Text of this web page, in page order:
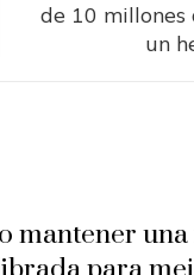
de 10 millones
un
mantener